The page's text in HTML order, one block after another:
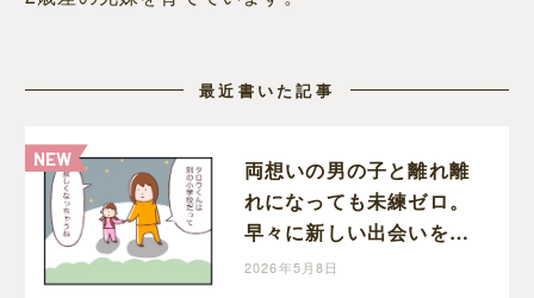
最近書いた記事
両想いの男の子と離れ離
れになっても未練ゼロ。
早々に新しい出会いを待
つ切り替えの早い娘｜マ
2026年5月8日